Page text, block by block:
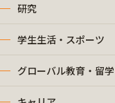
研究
学生生活・スポーツ
グローバル教育・留学